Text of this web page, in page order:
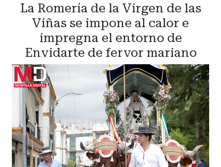
La Romería de la Virgen de las
Viñas se impone al calor e
impregna el entorno de
Envidarte de fervor mariano